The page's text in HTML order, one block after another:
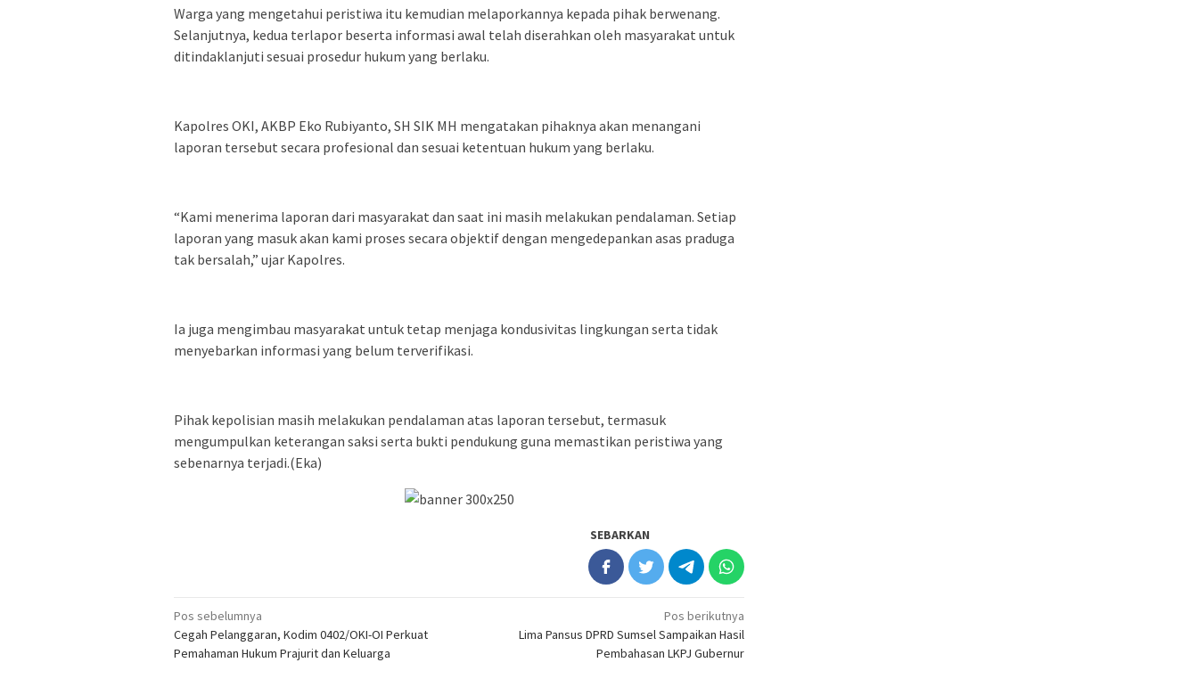
Warga yang mengetahui peristiwa itu kemudian melaporkannya kepada pihak berwenang.
Selanjutnya, kedua terlapor beserta informasi awal telah diserahkan oleh masyarakat untuk
ditindaklanjuti sesuai prosedur hukum yang berlaku.
Kapolres OKI, AKBP Eko Rubiyanto, SH SIK MH mengatakan pihaknya akan menangani
laporan tersebut secara profesional dan sesuai ketentuan hukum yang berlaku.
“Kami menerima laporan dari masyarakat dan saat ini masih melakukan pendalaman. Setiap
laporan yang masuk akan kami proses secara objektif dengan mengedepankan asas praduga
tak bersalah,” ujar Kapolres.
Ia juga mengimbau masyarakat untuk tetap menjaga kondusivitas lingkungan serta tidak
menyebarkan informasi yang belum terverifikasi.
Pihak kepolisian masih melakukan pendalaman atas laporan tersebut, termasuk
mengumpulkan keterangan saksi serta bukti pendukung guna memastikan peristiwa yang
sebenarnya terjadi.(Eka)
SEBARKAN
Navigasi
pos
Pos sebelumnya
Cegah Pelanggaran, Kodim 0402/OKI-OI Perkuat
Pemahaman Hukum Prajurit dan Keluarga
Pos berikutnya
Lima Pansus DPRD Sumsel Sampaikan Hasil
Pembahasan LKPJ Gubernur